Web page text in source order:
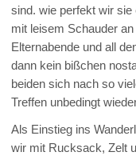
sind. wie perfekt wir sie
mit leisem Schauder
Elternabende und all
dann kein bißchen
beiden sich nach so
Treffen unbedingt
Als Einstieg ins
wir mit Rucksack, Zelt